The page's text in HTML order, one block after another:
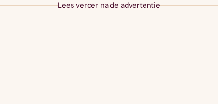
Lees verder na de advertentie